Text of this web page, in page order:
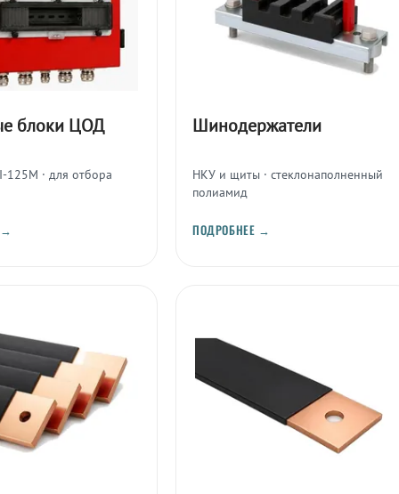
блоки ЦОД
· для отбора
Шинодержатели
НКУ и щиты · стеклонаполненный
полиамид
ПОДРОБНЕЕ →